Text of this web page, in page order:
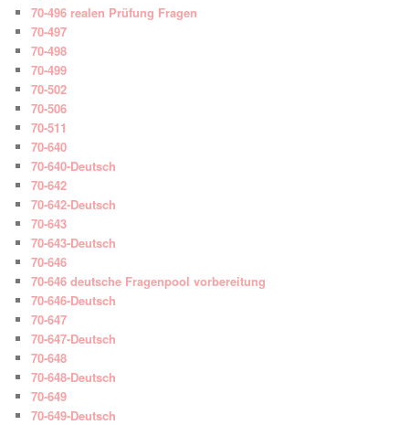
70-496 realen Prüfung Fragen
70-497
70-498
70-499
70-502
70-506
70-511
70-640
70-640-Deutsch
70-642
70-642-Deutsch
70-643
70-643-Deutsch
70-646
70-646 deutsche Fragenpool vorbereitung
70-646-Deutsch
70-647
70-647-Deutsch
70-648
70-648-Deutsch
70-649
70-649-Deutsch